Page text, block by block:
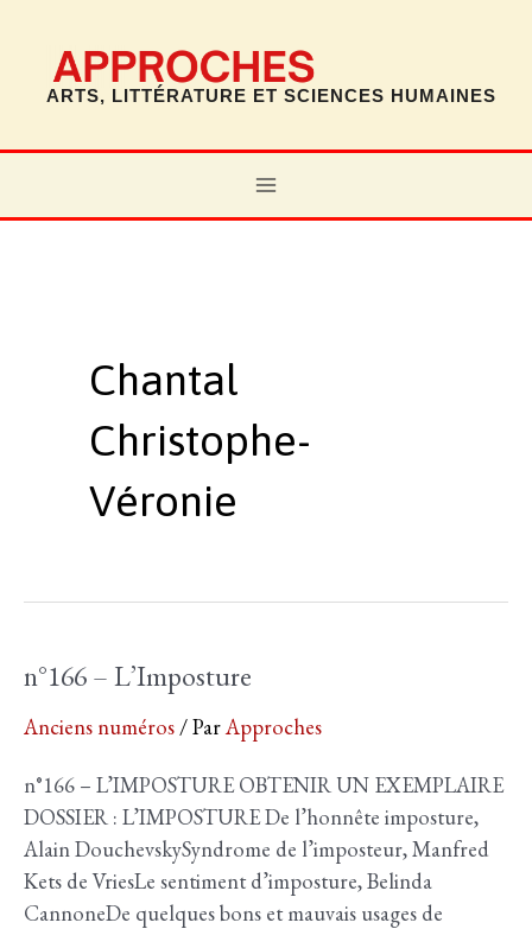
contenu
ARTS, LITTÉRATURE ET SCIENCES HUMAINES
MAIN
Chantal
Christophe-
Véronie
n°166 – L’Imposture
Anciens numéros/ ParApproches
n°166 – L’IMPOSTURE OBTENIR UN EXEMPLAIRE
DOSSIER : L’IMPOSTURE De l’honnête imposture,
Alain DouchevskySyndrome de l’imposteur, Manfred
Kets de VriesLe sentiment d’imposture, Belinda
CannoneDe quelques bons et mauvais usages de